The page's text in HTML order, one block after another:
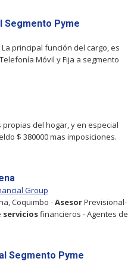
Segmento Pyme
principal función del cargo, es
Móvil y Fija a segmento
propias del hogar, y en especial
$ 380000 mas imposiciones.
Group
Coquimbo -AsesorPrevisional-
serviciosfinancieros - Agentes de
Segmento Pyme